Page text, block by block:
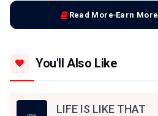
Read More Earn More
You'll Also Like
LIFE IS LIKE THAT